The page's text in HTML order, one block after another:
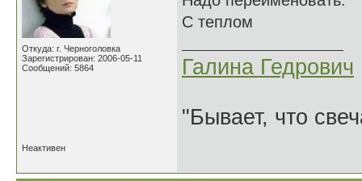
Откуда: г. Черноголовка
Зарегистрирован: 2006-05-11
Сообщений: 5864
С теплом
Галина Гедрович
"Бывает, что
Неактивен